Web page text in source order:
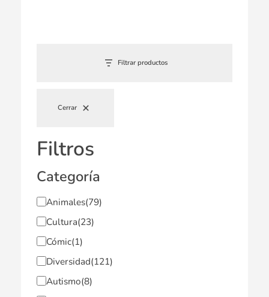
Filtrar productos
Cerrar
Filtros
Categoría
Animales(79)
Cultura(23)
Cómic(1)
Diversidad(121)
Autismo(8)